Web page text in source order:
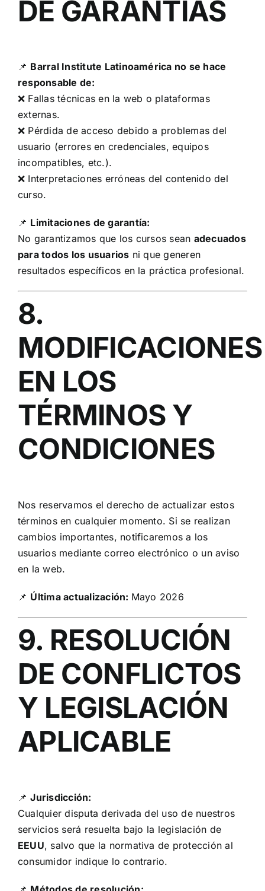
DE GARANTÍAS
📌 Barral Institute Latinoamérica no se hace
responsable de:
❌ Fallas técnicas en la web o plataformas
externas.
❌ Pérdida de acceso debido a problemas del
usuario (errores en credenciales, equipos
incompatibles, etc.).
❌ Interpretaciones erróneas del contenido del
curso.
📌 Limitaciones de garantía:
No garantizamos que los cursos sean adecuados
para todos los usuarios ni que generen
resultados específicos en la práctica profesional.
8.
MODIFICACIONES
EN LOS
TÉRMINOS Y
CONDICIONES
Nos reservamos el derecho de actualizar estos
términos en cualquier momento. Si se realizan
cambios importantes, notificaremos a los
usuarios mediante correo electrónico o un aviso
en la web.
📌 Última actualización: Mayo 2026
9. RESOLUCIÓN
DE CONFLICTOS
Y LEGISLACIÓN
APLICABLE
📌Jurisdicción:
Cualquier disputa derivada del uso de nuestros
servicios será resuelta bajo la legislación de
EEUU, salvo que la normativa de protección al
consumidor indique lo contrario.